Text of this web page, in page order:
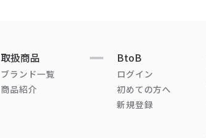
取扱商品
ブランド一覧
商品紹介
BtoB
ログイン
初めての方へ
新規登録